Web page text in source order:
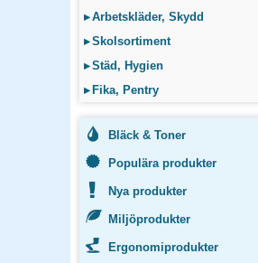
▸Arbetskläder, Skydd
▸Skolsortiment
▸Städ, Hygien
▸ Fika, Pentry
Bläck & Toner
Populära produkter
Nya produkter
Miljöprodukter
Ergonomiprodukter
1-2 dagar
Kopieringspapper Nordic Office
Xpressbox A4 OHÅLAT 80g
2500st/kartong